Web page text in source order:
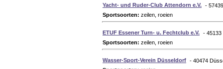
Yacht- und Ruder-Club Attendorn e.V. -
Sportsoorten: zeilen, roeien
ETUF Essener Turn- u. Fechtclub e.V. - 45133
Sportsoorten: zeilen, roeien
Wasser-Sport-Verein Düsseldorf - 40474